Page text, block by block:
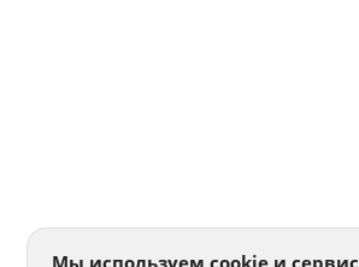
Мы используем cookie и сервис